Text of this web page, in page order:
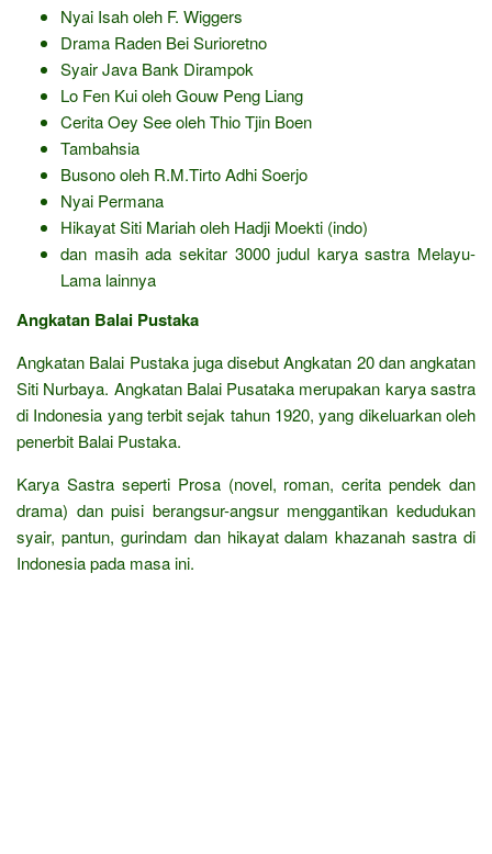
Nyai Isah oleh F. Wiggers
Drama Raden Bei Surioretno
Syair Java Bank Dirampok
Lo Fen Kui oleh Gouw Peng Liang
Cerita Oey See oleh Thio Tjin Boen
Tambahsia
Busono oleh R.M.Tirto Adhi Soerjo
Nyai Permana
Hikayat Siti Mariah oleh Hadji Moekti (indo)
dan masih ada sekitar 3000 judul karya sastra Melayu-
Lama lainnya
Angkatan Balai Pustaka
Angkatan Balai Pustaka juga disebut Angkatan 20 dan angkatan
Siti Nurbaya. Angkatan Balai Pusataka merupakan karya sastra
di Indonesia yang terbit sejak tahun 1920, yang dikeluarkan oleh
penerbit Balai Pustaka.
Karya Sastra seperti Prosa (novel, roman, cerita pendek dan
drama) dan puisi berangsur-angsur menggantikan kedudukan
syair, pantun, gurindam dan hikayat dalam khazanah sastra di
Indonesia pada masa ini.